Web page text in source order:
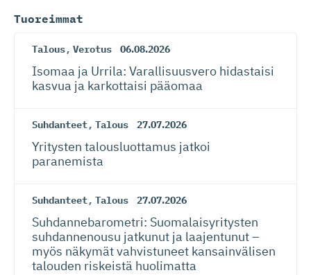
Tuoreimmat
Talous, Verotus 06.08.2026
Isomaa ja Urrila: Varallisuusvero hidastaisi
kasvua ja karkottaisi pääomaa
Suhdanteet, Talous 27.07.2026
Yritysten talousluottamus jatkoi
paranemista
Suhdanteet, Talous 27.07.2026
Suhdanneba­ro­metri: Suomalaisy­ri­tysten
suhdannenousu jatkunut ja laajentunut –
myös näkymät vahvistuneet kansainvälisen
talouden riskeistä huolimatta